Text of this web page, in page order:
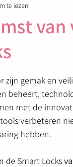
Verhuizing
te lezen
gemak en
beheert,
met de
verbeteren
hebben.
de Smart Locks